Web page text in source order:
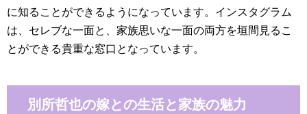
に知ることができるようになっています。インスタグラム
は、セレブな一面と、家族思いな一面の両方を垣間見るこ
とができる貴重な窓口となっています。
別所哲也の嫁との生活と家族の魅力